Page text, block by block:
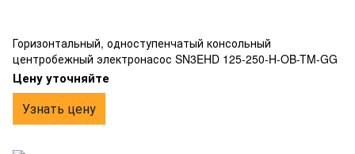
Горизонтальный, одноступенчатый консольный
центробежный электронасос SN3EHD 125-250-H-OB-TM-GG
Цену уточняйте
Узнать цену